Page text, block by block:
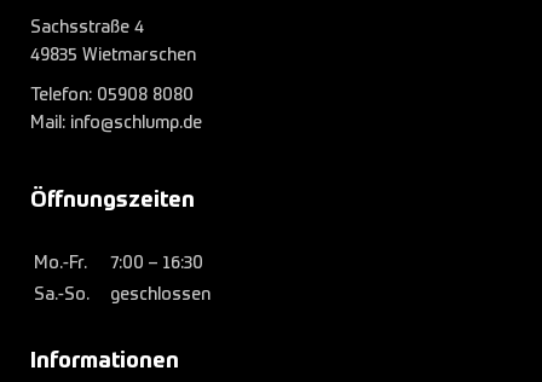
Sachsstraße 4
49835 Wietmarschen
Telefon: 05908 8080
Mail: info@schlump.de
Öffnungszeiten
Mo.-Fr.
7:00 – 16:30
Sa.-So.
geschlossen
Informationen